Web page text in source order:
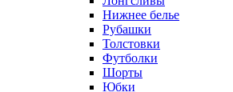
Нижнее белье
Рубашки
Толстовки
Футболки
Шорты
Юбки